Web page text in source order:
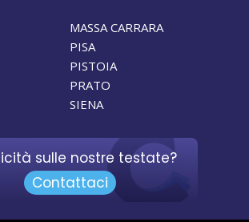
MASSA CARRARA
PISA
PISTOIA
PRATO
SIENA
sulle nostre testate?
Contattaci